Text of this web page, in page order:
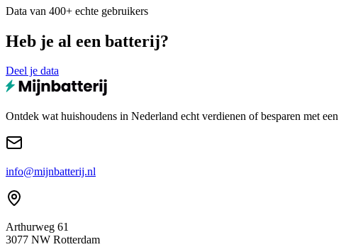
Data van 400+ echte gebruikers
Heb je al een batterij?
Deel je data
Ontdek wat huishoudens in Nederland echt verdienen of besparen met
info@mijnbatterij.nl
Arthurweg 61
3077 NW Rotterdam